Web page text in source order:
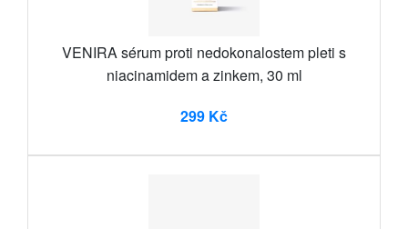
VENIRA sérum proti nedokonalostem pleti s
niacinamidem a zinkem, 30 ml
299 Kč